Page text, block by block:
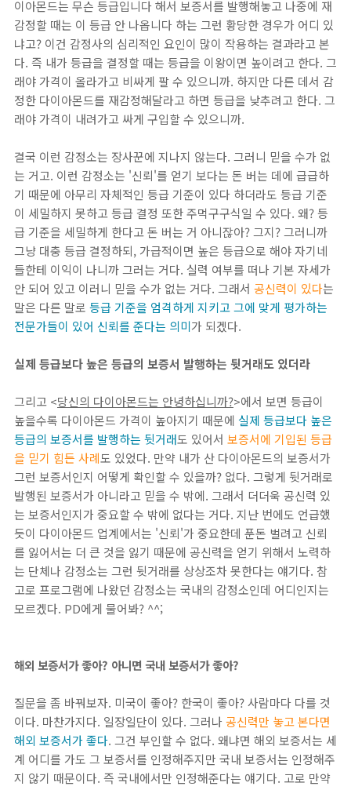
이아몬드는 무슨 등급입니다 해서 보증서를 발행해놓고 나중에 재
감정할 때는 이 등급 안 나옵니다 하는 그런 황당한 경우가 어디 있
냐고? 이건 감정사의 심리적인 요인이 많이 작용하는 결과라고 본
다. 즉 내가 등급을 결정할 때는 등급을 이왕이면 높이려고 한다. 그
래야 가격이 올라가고 비싸게 팔 수 있으니까. 하지만 다른 데서 감
정한 다이아몬드를 재감정해달라고 하면 등급을 낮추려고 한다. 그
래야 가격이 내려가고 싸게 구입할 수 있으니까.
결국 이런 감정소는 장사꾼에 지나지 않는다. 그러니 믿을 수가 없
는 거고. 이런 감정소는 '신뢰'를 얻기 보다는 돈 버는 데에 급급하
기 때문에 아무리 자체적인 등급 기준이 있다 하더라도 등급 기준
이 세밀하지 못하고 등급 결정 또한 주먹구구식일 수 있다. 왜? 등
급 기준을 세밀하게 한다고 돈 버는 거 아니잖아? 그지? 그러니까
그냥 대충 등급 결정하되, 가급적이면 높은 등급으로 해야 자기네
들한테 이익이 나니까 그러는 거다. 실력 여부를 떠나 기본 자세가
안 되어 있고 이러니 믿을 수가 없는 거다. 그래서 공신력이 있다는
말은 다른 말로 등급 기준을 엄격하게 지키고 그에 맞게 평가하는
전문가들이 있어 신뢰를 준다는 의미가 되겠다.
실제 등급보다 높은 등급의 보증서 발행하는 뒷거래도 있더라
그리고 <당신의 다이아몬드는 안녕하십니까?>에서 보면 등급이
높을수록 다이아몬드 가격이 높아지기 때문에 실제 등급보다 높은
등급의 보증서를 발행하는 뒷거래도 있어서 보증서에 기입된 등급
을 믿기 힘든 사례도 있었다. 만약 내가 산 다이아몬드의 보증서가
그런 보증서인지 어떻게 확인할 수 있을까? 없다. 그렇게 뒷거래로
발행된 보증서가 아니라고 믿을 수 밖에. 그래서 더더욱 공신력 있
는 보증서인지가 중요할 수 밖에 없다는 거다. 지난 번에도 언급했
듯이 다이아몬드 업계에서는 '신뢰'가 중요한데 푼돈 벌려고 신뢰
를 잃어서는 더 큰 것을 잃기 때문에 공신력을 얻기 위해서 노력하
는 단체나 감정소는 그런 뒷거래를 상상조차 못한다는 얘기다. 참
고로 프로그램에 나왔던 감정소는 국내의 감정소인데 어디인지는
모르겠다. PD에게 물어봐? ^^;
해외 보증서가 좋아? 아니면 국내 보증서가 좋아?
질문을 좀 바꿔보자. 미국이 좋아? 한국이 좋아? 사람마다 다를 것
이다. 마찬가지다. 일장일단이 있다. 그러나 공신력만 놓고 본다면
해외 보증서가 좋다. 그건 부인할 수 없다. 왜냐면 해외 보증서는 세
계 어디를 가도 그 보증서를 인정해주지만 국내 보증서는 인정해주
지 않기 때문이다. 즉 국내에서만 인정해준다는 얘기다. 고로 만약